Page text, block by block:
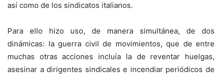
así como de los sindicatos italianos.
Para ello hizo uso, de manera simultánea, de dos
dinámicas: la guerra civil de movimientos, que de entre
muchas otras acciones incluía la de reventar huelgas,
asesinar a dirigentes sindicales e incendiar periódicos de